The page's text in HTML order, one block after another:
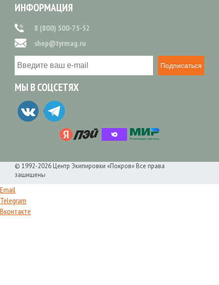
ИНФОРМАЦИЯ
8 (800) 500-75-52
shop@tyrmag.ru
Подписаться
МЫ В СОЦСЕТЯХ
© 1992-2026 Центр Экипировки «Покров» Все права
защищены
Email
Telegram
Вконтакте